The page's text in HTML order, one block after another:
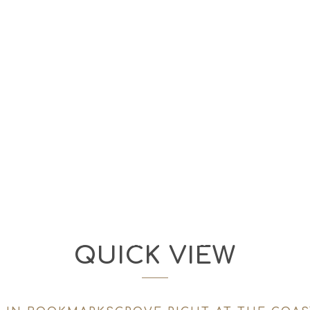
Η ΕΙΣΑΓΓΕΛΙΑ
QUICK VIEW